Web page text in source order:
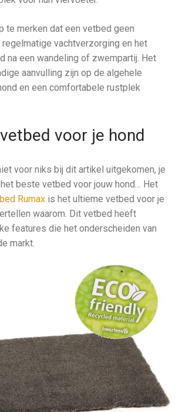
te merken dat een vetbed geen
vachtverzorging en het
na een wandeling of zwempartij. Het
aanvulling zijn op de algehele
en een comfortabele rustplek
voor je hond
voor niks bij dit artikel uitgekomen, je
beste vetbed voor jouw hond… Het
Rumax is het ultieme vetbed voor je
waarom. Dit vetbed heeft
features die het onderscheiden van
markt.